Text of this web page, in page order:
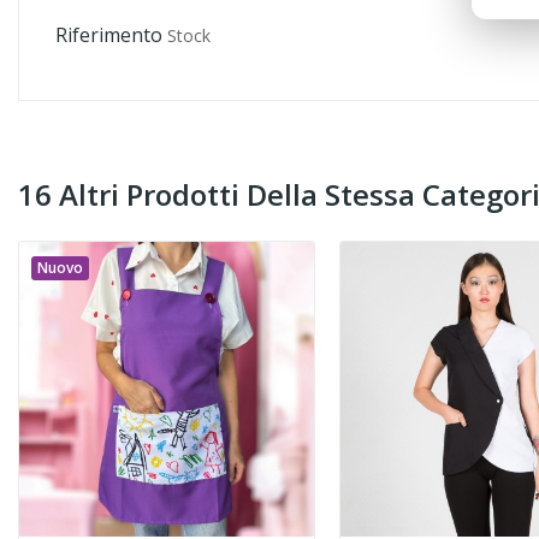
Riferimento Stock
16 Altri Prodotti Della Stessa
Nuovo